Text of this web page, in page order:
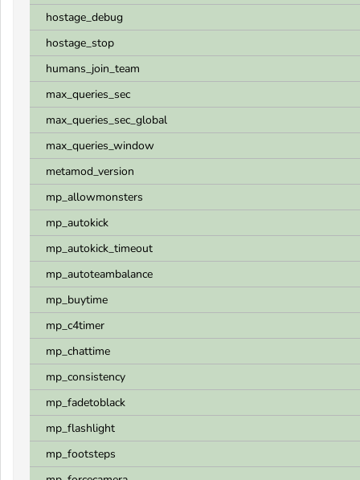
hostage_debug
hostage_stop
humans_join_team
max_queries_sec
max_queries_sec_global
max_queries_window
metamod_version
mp_allowmonsters
mp_autokick
mp_autokick_timeout
mp_autoteambalance
mp_buytime
mp_c4timer
mp_chattime
mp_consistency
mp_fadetoblack
mp_flashlight
mp_footsteps